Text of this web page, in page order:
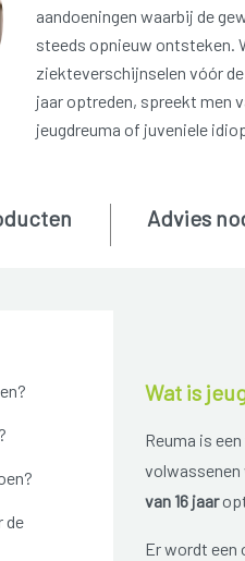
aandoeningen waarbij de
steeds opnieuw ontsteken.
ziekteverschijnselen vóór
jaar optreden, spreekt men
jeugdreuma of juveniele
de
Advies
Wat is
Reuma is
van 16 jaar
Er wordt een